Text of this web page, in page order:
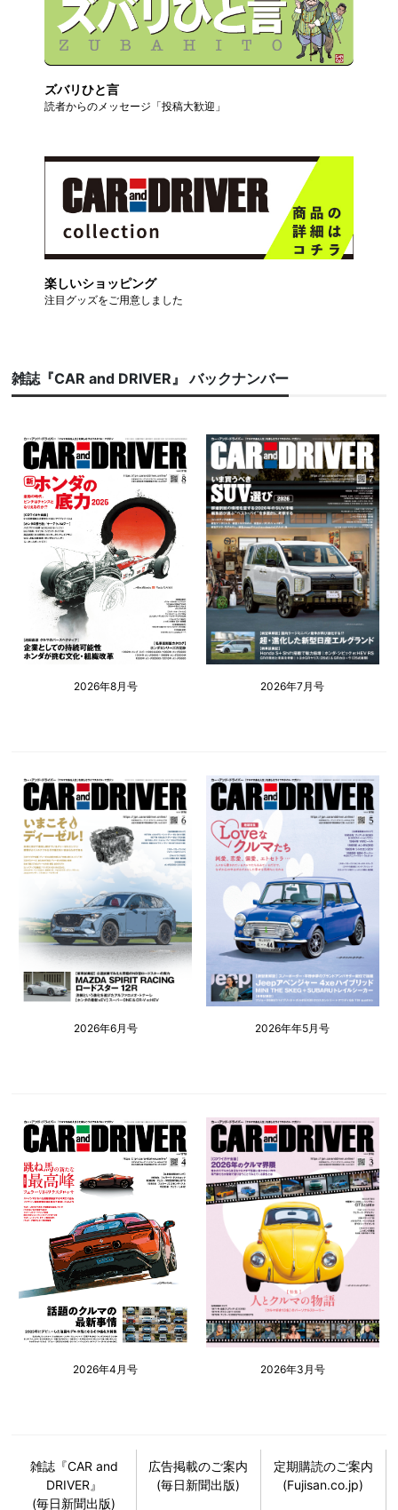
ズバリひと言
読者からのメッセージ「投稿大歓迎」
楽しいショッピング
注目グッズをご用意しました
雑誌『CAR and DRIVER』 バックナンバー
2026年8月号 2026年7月号
2026年6月号 2026年年5月号
2026年4月号 2026年3月号
雑誌『CAR and
DRIVER』
(毎日新聞出版)
広告掲載のご案内
(毎日新聞出版)
定期購読のご案内
(Fujisan.co.jp)